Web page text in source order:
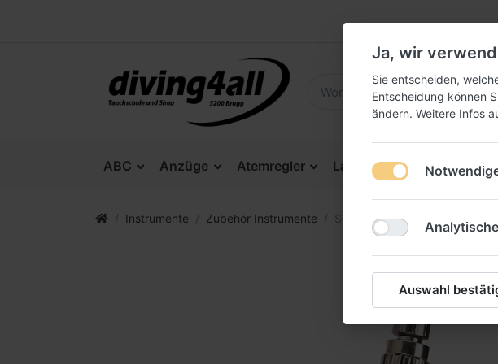
ABC Anzüge Atemregler Lampen Instrumente
Instrumente Zubehör Instrumente Scubapro - AIR2
Ja, wir
Sie entscheiden,
Entscheidung können
ändern. Weitere Infos
Auswahl